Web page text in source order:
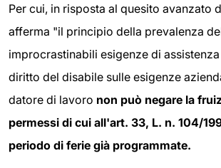
Per cui, in risposta al quesito avanzato
afferma "il principio della prevalenza
improcrastinabili esigenze di
diritto del disabile sulle esigenze
datore di lavoro non può negare la
permessi di cui all'art. 33, L. n. 104/
periodo di ferie già programmate.